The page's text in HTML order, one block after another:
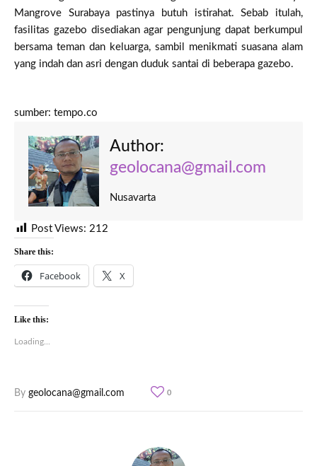
Mangrove Surabaya pastinya butuh istirahat. Sebab itulah,
fasilitas gazebo disediakan agar pengunjung dapat berkumpul
bersama teman dan keluarga, sambil menikmati suasana alam
yang indah dan asri dengan duduk santai di beberapa gazebo.
sumber: tempo.co
Author:
geolocana@gmail.com
Nusavarta
Post Views: 212
Share this:
Facebook X
Like this:
Loading...
By geolocana@gmail.com 0